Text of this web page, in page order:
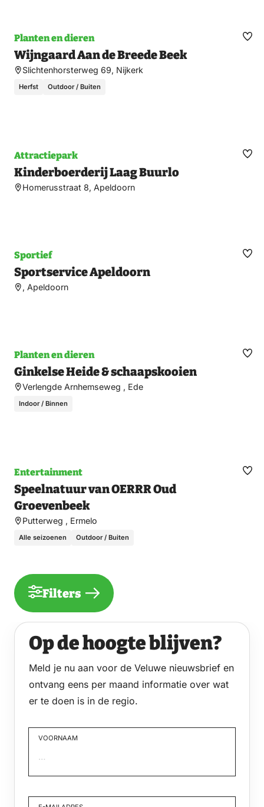
Planten en dieren
Wijngaard Aan de Breede Beek
Slichtenhorsterweg 69, Nijkerk
Herfst Outdoor / Buiten
Attractiepark
Kinderboerderij Laag Buurlo
Homerusstraat 8, Apeldoorn
Sportief
Sportservice Apeldoorn
, Apeldoorn
Planten en dieren
Ginkelse Heide & schaapskooien
Verlengde Arnhemseweg , Ede
Indoor / Binnen
Entertainment
Speelnatuur van OERRR Oud
Groevenbeek
Putterweg , Ermelo
Alle seizoenen Outdoor / Buiten
Filters
Op de hoogte blijven?
Meld je nu aan voor de Veluwe nieuwsbrief en
ontvang eens per maand informatie over wat
er te doen is in de regio.
VOORNAAM